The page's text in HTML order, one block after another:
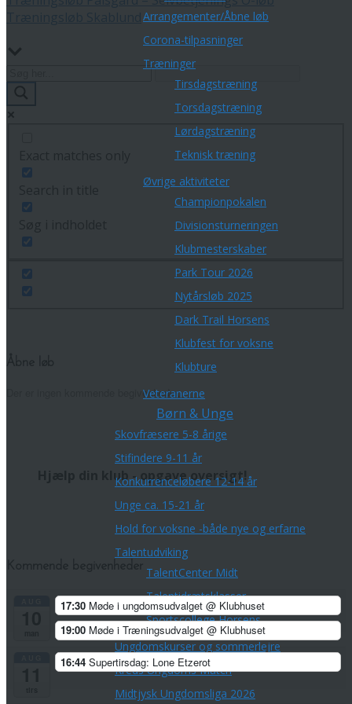
Arrangementer/Åbne løb
Corona-tilpasninger
Træninger
Tirsdagstræning
Torsdagstræning
Lørdagstræning
Teknisk træning
Øvrige aktiviteter
Championpokalen
Divisionsturneringen
Klubmesterskaber
Park Tour 2026
Nytårsløb 2025
Dark Trail Horsens
Klubfest for voksne
Klubture
Veteranerne
Børn & Unge
Skovfræsere 5-8 årige
Stifindere 9-11 år
Konkurrenceløbere 12-14 år
Unge ca. 15-21 år
Hold for voksne -både nye og erfarne
Talentudviking
TalentCenter Midt
Talentidrætsklasser
Sportscollege Horsens
Ungdomskurser og sommerlejre
Kreds Ungdoms Match
Midtjysk Ungdomsliga 2026
Der er ingen kommende begivenheder.
Hjælp din klub - opgave oversigt!
17:30 Møde i ungdomsudvalget @ Klubhuset
19:00 Møde i Træningsudvalget @ Klubhuset
16:44 Supertirsdag: Lone Etzerot